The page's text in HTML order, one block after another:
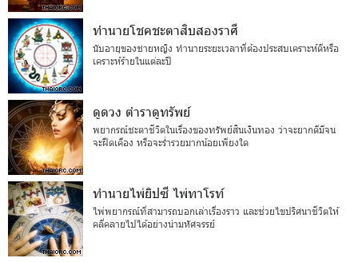
ทำนายโชคชะตาสิบสองราศี
นับอายุของชายหญิง ทำนายระยะเวลาที่ต้องประสบเคราะห์ดีหรือ
เคราะห์ร้ายในแต่ละปี
ดูดวง ตำราดูทรัพย์
พยากรณ์ชะตาชีวิตในเรื่องของทรัพย์สินเงินทอง ว่าจะยากดีมีจน
จะฝืดเคือง หรือจะร่ำรวยมากน้อยเพียงใด
ทำนายไพ่ยิปซี ไพ่ทาโรท์
ไพ่พยากรณ์ที่สามารถบอกเล่าเรื่องราว และช่วยไขปริศนาชีวิตให้
คลี่คลายไปได้อย่างน่ามหัศจรรย์